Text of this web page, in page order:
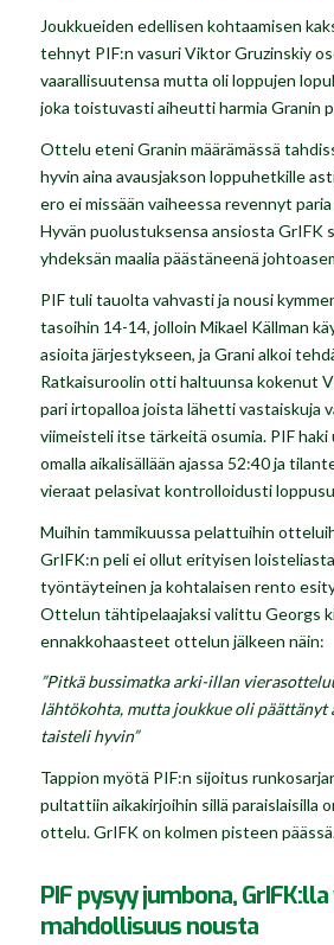
Joukkueiden edellisen kohtaamisen
tehnyt PIF:n vasuri Viktor Gruzinskiy
vaarallisuutensa mutta oli loppujen
joka toistuvasti aiheutti harmia Granin
Ottelu eteni Granin määrämässä
hyvin aina avausjakson loppuhetkille
ero ei missään vaiheessa revennyt
Hyvän puolustuksensa ansiosta GrIFK
yhdeksän maalia päästäneenä
PIF tuli tauolta vahvasti ja nousi
tasoihin 14-14, jolloin Mikael Källman
asioita järjestykseen, ja Grani alkoi
Ratkaisuroolin otti haltuunsa kokenut
pari irtopalloa joista lähetti vastaiskuja
viimeisteli itse tärkeitä osumia. PIF haki
omalla aikalisällään ajassa 52:40 ja
vieraat pelasivat kontrolloidusti
Muihin tammikuussa pelattuihin
GrIFK:n peli ei ollut erityisen
työntäyteinen ja kohtalaisen rento
Ottelun tähtipelaajaksi valittu Georgs
ennakkohaasteet ottelun jälkeen näin:
”Pitkä bussimatka arki-illan
lähtökohta, mutta joukkue oli päättänyt
taisteli hyvin”
Tappion myötä PIF:n sijoitus
pultattiin aikakirjoihin sillä paraislaisilla
ottelu. GrIFK on kolmen pisteen
PIF pysyy jumbona,
mahdollisuus nousta